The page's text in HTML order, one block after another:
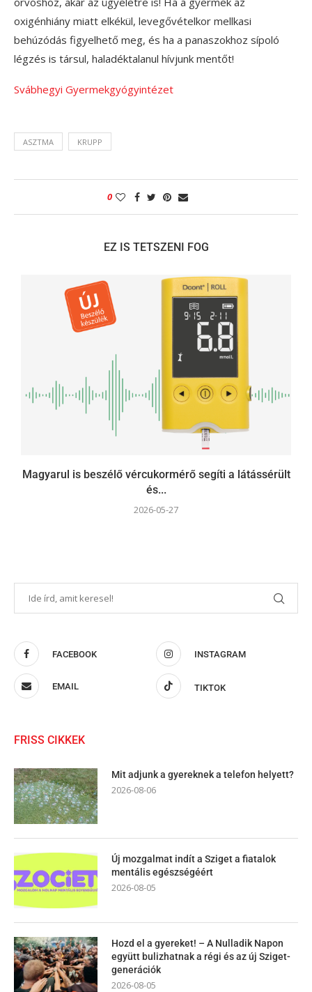
oxigénhiány miatt elkékül, levegővételkor mellkasi
behúzódás figyelhető meg, és ha a panaszokhoz sípoló
légzés is társul, haladéktalanul hívjunk mentőt!
Svábhegyi Gyermekgyógyintézet
ASZTMA KRUPP
0
EZ IS TETSZENI FOG
Magyarul is beszélő vércukormérő segíti a látássérült
és...
2026-05-27
FACEBOOK INSTAGRAM
EMAIL TIKTOK
FRISS CIKKEK
Mit adjunk a gyereknek a telefon helyett?
2026-08-06
Új mozgalmat indít a Sziget a fiatalok
mentális egészségéért
2026-08-05
Hozd el a gyereket! – A Nulladik Napon
együtt bulizhatnak a régi és az új Sziget-
generációk
2026-08-05